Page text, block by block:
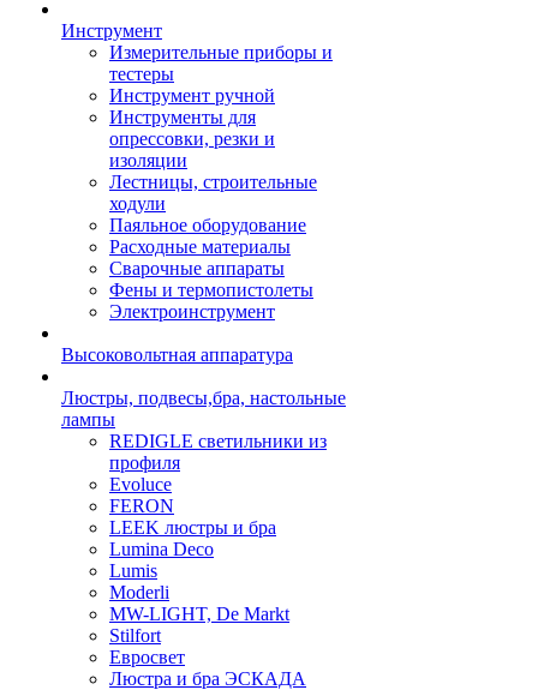
Инструмент
Измерительные приборы и
тестеры
Инструмент ручной
Инструменты для
опрессовки, резки и
изоляции
Лестницы, строительные
ходули
Паяльное оборудование
Расходные материалы
Сварочные аппараты
Фены и термопистолеты
Электроинструмент
Высоковольтная аппаратура
Люстры, подвесы,бра, настольные
лампы
REDIGLE светильники из
профиля
Evoluce
FERON
LEEK люстры и бра
Lumina Deco
Lumis
Moderli
MW-LIGHT, De Markt
Stilfort
Евросвет
Люстра и бра ЭСКАДА